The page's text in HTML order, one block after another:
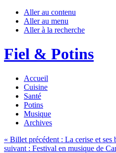
Aller au contenu
Aller au menu
Aller à la recherche
Fiel & Potins
Accueil
Cuisine
Santé
Potins
Musique
Archives
« Billet précédent : La cerise et ses
suivant : Festival en musique de